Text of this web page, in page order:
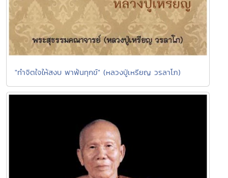
"ทำจิตใจให้สงบ พาพ้นทุกข์" (หลวงปู่เหรียญ วรลาโภ)